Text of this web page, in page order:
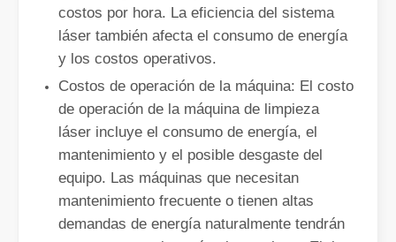
El corte por láser de láminas de metal es un método de corte muy utilizado.
El corte por láser de láminas de metal es un método de corte
costos por hora. La eficiencia del sistema
láser también afecta el consumo de energía
y los costos operativos.
Costos de operación de la máquina: El costo
de operación de la máquina de limpieza
láser incluye el consumo de energía, el
mantenimiento y el posible desgaste del
equipo. Las máquinas que necesitan
mantenimiento frecuente o tienen altas
demandas de energía naturalmente tendrán